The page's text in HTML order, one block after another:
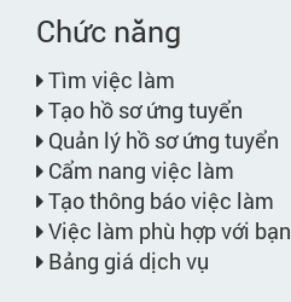
Chức năng
Tìm việc làm
Tạo hồ sơ ứng tuyển
Quản lý hồ sơ ứng tuyển
Cẩm nang việc làm
Tạo thông báo việc làm
Việc làm phù hợp với bạn
Bảng giá dịch vụ